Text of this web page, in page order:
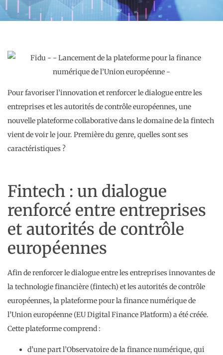
Pour favoriser l’innovation et renforcer le dialogue entre les
entreprises et les autorités de contrôle européennes, une
nouvelle plateforme collaborative dans le domaine de la fintech
vient de voir le jour. Première du genre, quelles sont ses
caractéristiques ?
Fintech : un dialogue
renforcé entre entreprises
et autorités de contrôle
européennes
Afin de renforcer le dialogue entre les entreprises innovantes de
la technologie financière (fintech) et les autorités de contrôle
européennes, la plateforme pour la finance numérique de
l’Union européenne (EU Digital Finance Platform) a été créée.
Cette plateforme comprend :
d’une part l’Observatoire de la finance numérique, qui